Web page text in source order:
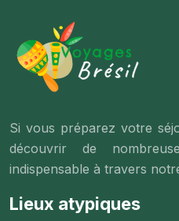
Si vous préparez votre
découvrir de
indispensable à travers
Lieux atypiques